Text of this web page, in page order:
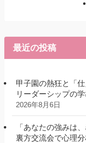
最近の投稿
甲子園の熱狂と「
リーダーシップの
2026年8月6日
「あなたの強みは
裏方交流会で心理分